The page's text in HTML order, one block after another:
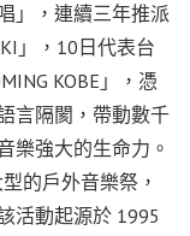
，連續三年推派
」，10日代表台
KOBE」，憑
言隔閡，帶動數千
樂強大的生命力。
的戶外音樂祭，
活動起源於 1995